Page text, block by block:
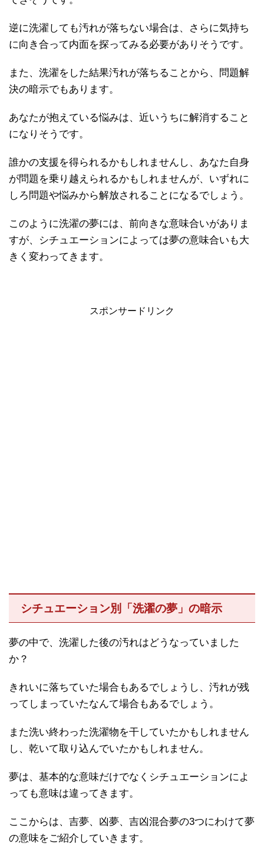
逆に洗濯しても汚れが落ちない場合は、さらに気持ち
に向き合って内面を探ってみる必要がありそうです。
また、洗濯をした結果汚れが落ちることから、問題解
決の暗示でもあります。
あなたが抱えている悩みは、近いうちに解消すること
になりそうです。
誰かの支援を得られるかもしれませんし、あなた自身
が問題を乗り越えられるかもしれませんが、いずれに
しろ問題や悩みから解放されることになるでしょう。
このように洗濯の夢には、前向きな意味合いがありま
すが、シチュエーションによっては夢の意味合いも大
きく変わってきます。
スポンサードリンク
シチュエーション別「洗濯の夢」の暗示
夢の中で、洗濯した後の汚れはどうなっていました
か？
きれいに落ちていた場合もあるでしょうし、汚れが残
ってしまっていたなんて場合もあるでしょう。
また洗い終わった洗濯物を干していたかもしれません
し、乾いて取り込んでいたかもしれません。
夢は、基本的な意味だけでなくシチュエーションによ
っても意味は違ってきます。
ここからは、吉夢、凶夢、吉凶混合夢の3つにわけて夢
の意味をご紹介していきます。